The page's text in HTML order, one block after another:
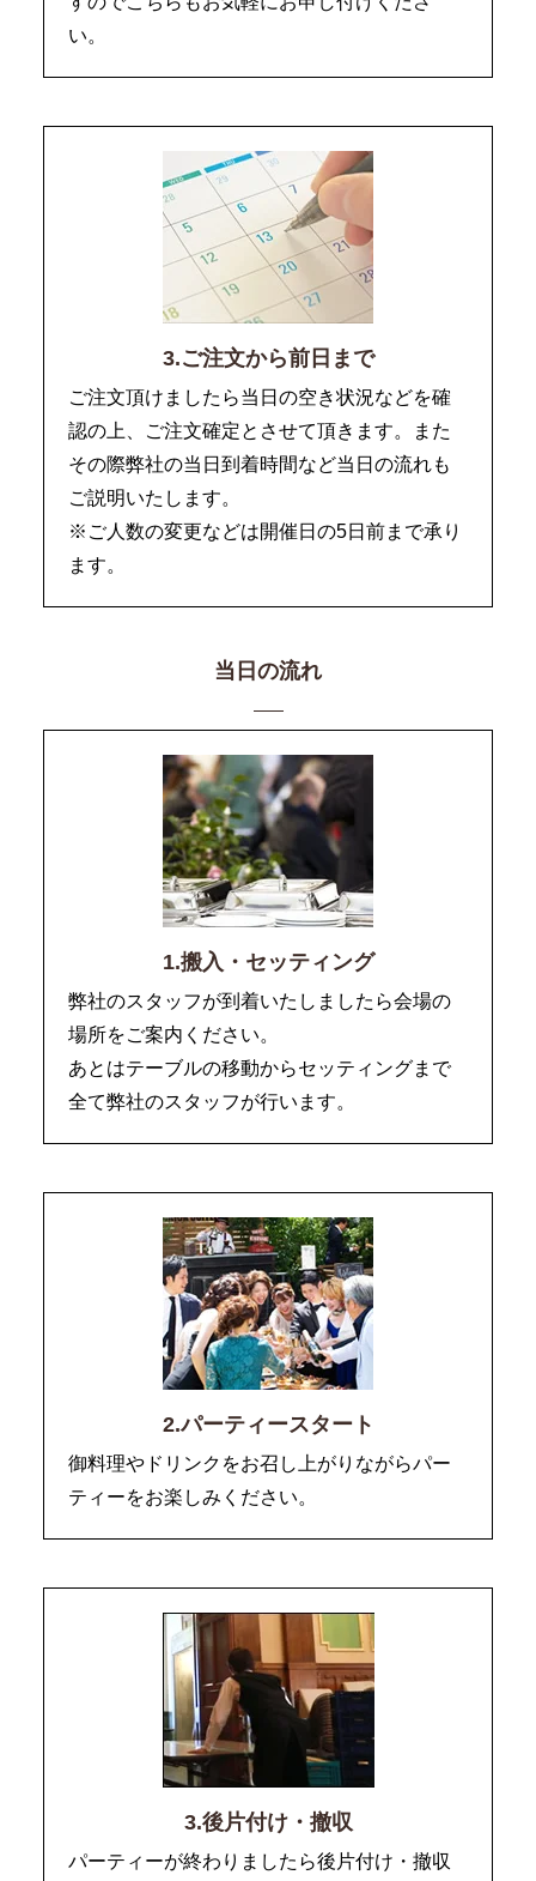
い。
3.ご注文から前日まで
ご注文頂けましたら当日の空き状況などを確
認の上、ご注文確定とさせて頂きます。また
その際弊社の当日到着時間など当日の流れも
ご説明いたします。
※ご人数の変更などは開催日の5日前まで承り
ます。
当日の流れ
1.搬入・セッティング
弊社のスタッフが到着いたしましたら会場の
場所をご案内ください。
あとはテーブルの移動からセッティングまで
全て弊社のスタッフが行います。
2.パーティースタート
御料理やドリンクをお召し上がりながらパー
ティーをお楽しみください。
3.後片付け・撤収
パーティーが終わりましたら後片付け・撤収